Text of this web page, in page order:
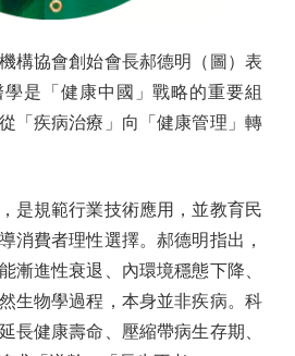
協會創始會長郝德明（圖）表
是「健康中國」戰略的重要組
「疾病治療」向「健康管理」轉
規範行業技術應用，並教育民
消費者理性選擇。郝德明指出，
漸進性衰退、內環境穩態下降、
生物學過程，本身並非疾病。科
長健康壽命、壓縮帶病生存期、